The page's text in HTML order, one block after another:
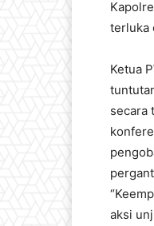
terluka
Ketua
secara
aksi